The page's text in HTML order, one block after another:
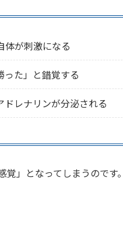
体が刺激になる
った」と錯覚する
ドレナリンが分泌される
」となってしまうのです。